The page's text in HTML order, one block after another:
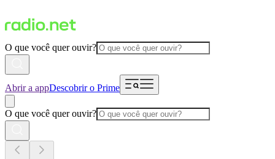
O que você quer ouvir?
Abrir a appDescobrir o Prime
O que você quer ouvir?